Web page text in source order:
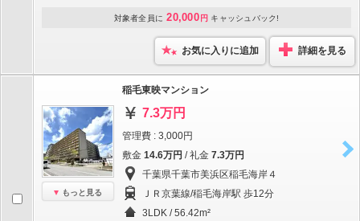
対象者全員に 20,000 円 キャッシュバック!
お気に入りに追加 詳細を見る
もっと見る
稲毛東映マンション
7.3万円
管理費 : 3,000円
敷金 14.6万円 / 礼金 7.3万円
千葉県千葉市美浜区稲毛海岸４
ＪＲ京葉線/稲毛海岸駅 歩12分
3LDK / 56.42m²